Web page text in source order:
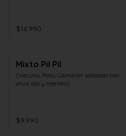
$16.990
Mixto Pil Pil
(Vacuno, Pollo, Camarón salteado con
oliva, ajo y merkèn)
$9.990